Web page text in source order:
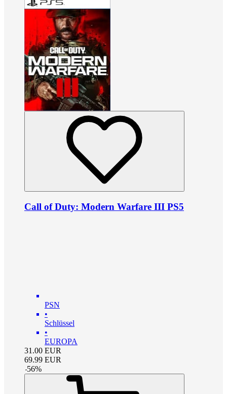
Call of Duty: Modern Warfare III PS5
PSN
•
Schlüssel
•
EUROPA
31.00 EUR
69.99 EUR
-56%